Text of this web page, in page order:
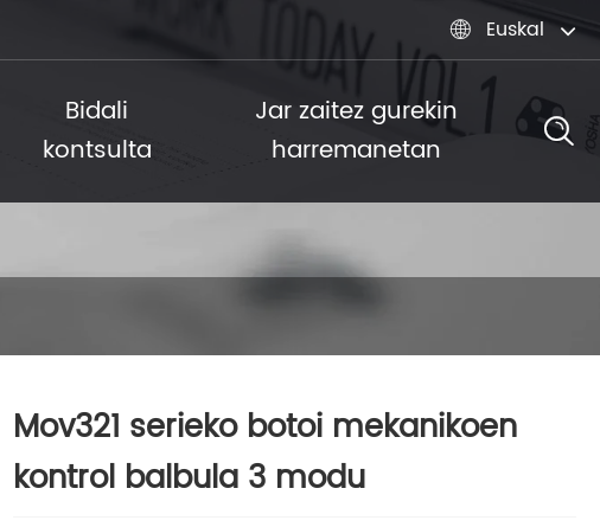
 Euskal
Bidali
kontsulta
Jar zaitez gurekin
harremanetan
Mov321 serieko botoi mekanikoen
kontrol balbula 3 modu